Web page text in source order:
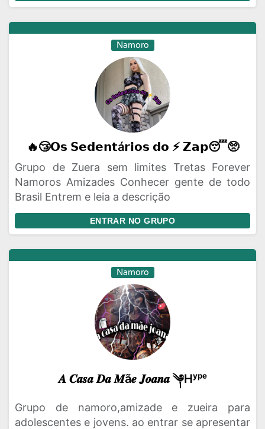
Namoro
🔥😴𝗢𝘀 𝗦𝗲𝗱𝗲𝗻𝘁á𝗿𝗶𝗼𝘀 𝗱𝗼 ⚡ 𝗭𝗮𝗽😴🥺
Grupo de Zuera sem limites Tretas Forever
Namoros Amizades Conhecer gente de todo
Brasil Entrem e leia a descrição
ENTRAR NO GRUPO
Namoro
𝑨 𝑪𝒂𝒔𝒂 𝑫𝒂 𝑴ã𝒆 𝑱𝒐𝒂𝒏𝒂 ༆Hʸᵖᵉ
Grupo de namoro,amizade e zueira para
adolescentes e jovens. ao entrar se apresentar